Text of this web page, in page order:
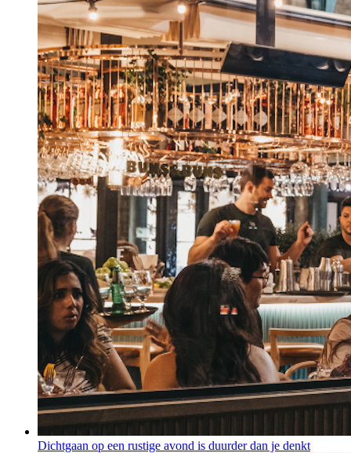
Dichtgaan op een rustige avond is duurder dan je denkt